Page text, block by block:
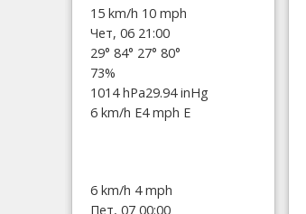
15 km/h 10 mph
Чет, 06 21:00
29° 84° 27° 80°
73%
1014 hPa29.94 inHg
6 km/h E4 mph E
6 km/h 4 mph
Пет, 07 00:00